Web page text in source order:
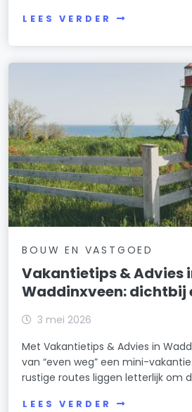
LEES VERDER
BOUW EN VASTGOED
Vakantietips & Advies
Waddinxveen: dichtbij
3 mei 2026
Met Vakantietips & Advies in
van “even weg” een mini-
rustige routes liggen letterlijk om
LEES VERDER